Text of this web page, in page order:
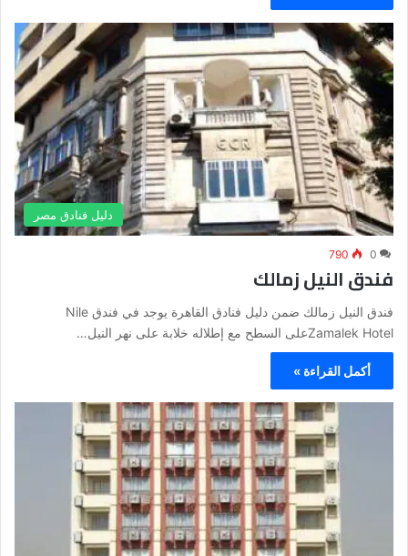
دليل فنادق مصر
0
790
فندق النيل زمالك
فندق النيل زمالك ضمن دليل فنادق القاهرة يوجد في فندق Nile
Zamalek Hotelعلى السطح مع إطلاله خلابة على نهر النيل…
أكمل القراءة »